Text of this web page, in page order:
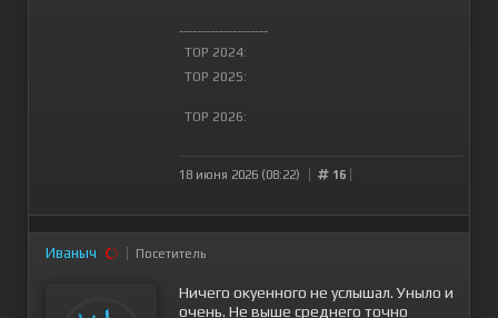
--------------------
TOP 2024:
TOP 2025:
TOP 2026:
18 июня 2026 (08:22) 16
Иваныч Посетитель
Ничего окуенного не услышал. Уныло и
очень. Не выше среднего точно